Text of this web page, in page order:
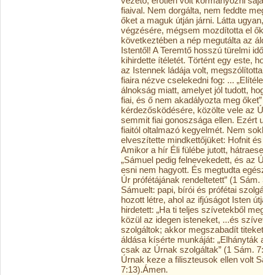
fiaival. Nem dorgálta, nem feddte
őket a maguk útján járni. Látta
végzésére, mégsem mozdította el
következtében a nép megutálta az
Istentől! A Teremtő hosszú türelmi
kihirdette ítéletét. Történt egy este,
az Istennek ládája volt,
fiaira nézve cselekedni fog: ...
álnokság miatt, amelyet jól tudott,
fiai, és ő nem akadályozta meg
kérdezősködésére, közölte vele az
semmit fiai gonoszsága ellen. Ezért
fiaitól oltalmazó kegyelmét. Nem
elveszítette mindkettőjüket: Hofnit
Amikor a hír Éli fülébe jutott,
„Sámuel pedig felnevekedett, és az
esni nem hagyott. És megtudta
Úr prófétájának rendeltetett” (1
Sámuelt: papi, bírói és prófétai
hozott létre, ahol az ifjúságot Isten
hirdetett: „Ha ti teljes szívetekből
közül az idegen isteneket, ...és
szolgáltok; akkor megszabadít
áldása kísérte munkáját:
csak az Úrnak szolgáltak” (1 Sám.
Úrnak keze a filiszteusok ellen volt
7:13).Ámen.